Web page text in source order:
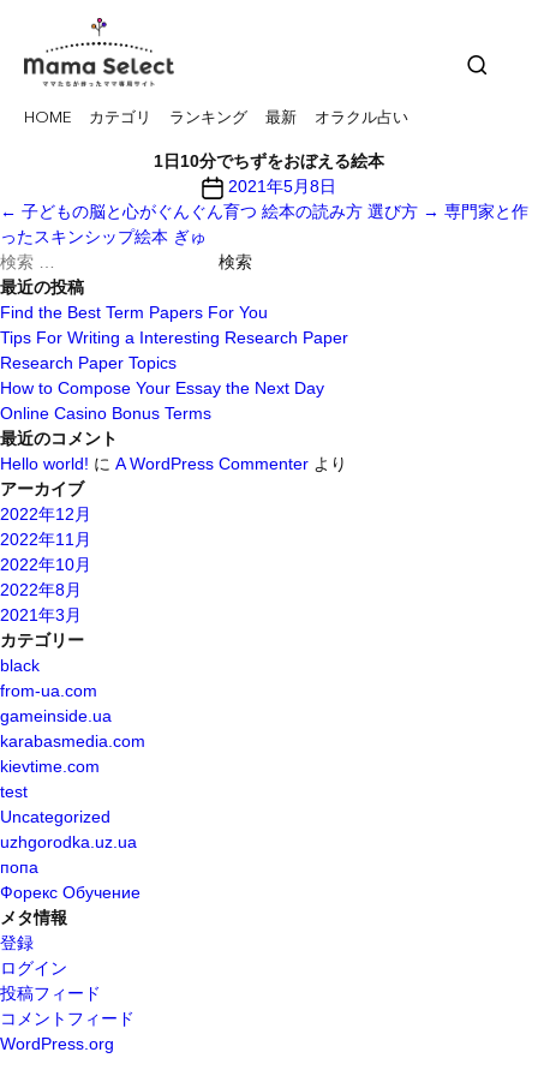
HOME カテゴリ ランキング 最新 オラクル占い
1日10分でちずをおぼえる絵本
投
稿
日
2021年5月8日
← 子どもの脳と心がぐんぐん育つ 絵本の読み方 選び方 → 専門家と作
ったスキンシップ絵本 ぎゅ
検
索
対
象:
最近の投稿
Find the Best Term Papers For You
Tips For Writing a Interesting Research Paper
Research Paper Topics
How to Compose Your Essay the Next Day
Online Casino Bonus Terms
最近のコメント
Hello world! に A WordPress Commenter より
アーカイブ
2022年12月
2022年11月
2022年10月
2022年8月
2021年3月
カテゴリー
black
from-ua.com
gameinside.ua
karabasmedia.com
kievtime.com
test
Uncategorized
uzhgorodka.uz.ua
попа
Форекс Обучение
メタ情報
登録
ログイン
投稿フィード
コメントフィード
WordPress.org